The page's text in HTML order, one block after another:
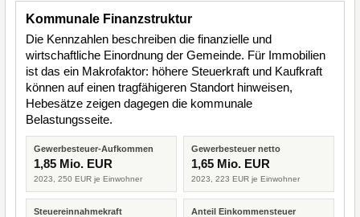
Kommunale Finanzstruktur
Die Kennzahlen beschreiben die finanzielle und
wirtschaftliche Einordnung der Gemeinde. Für Immobilien
ist das ein Makrofaktor: höhere Steuerkraft und Kaufkraft
können auf einen tragfähigeren Standort hinweisen,
Hebesätze zeigen dagegen die kommunale
Belastungsseite.
Gewerbesteuer-Aufkommen
1,85 Mio. EUR
2023, 250 EUR je Einwohner
Gewerbesteuer netto
1,65 Mio. EUR
2023, 223 EUR je Einwohner
Steuereinnahmekraft Anteil Einkommensteuer